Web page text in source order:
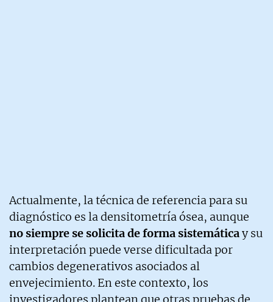
Actualmente, la técnica de referencia para su
diagnóstico es la densitometría ósea, aunque
no siempre se solicita de forma sistemáticay su
interpretación puede verse dificultada por
cambios degenerativos asociados al
envejecimiento. En este contexto, los